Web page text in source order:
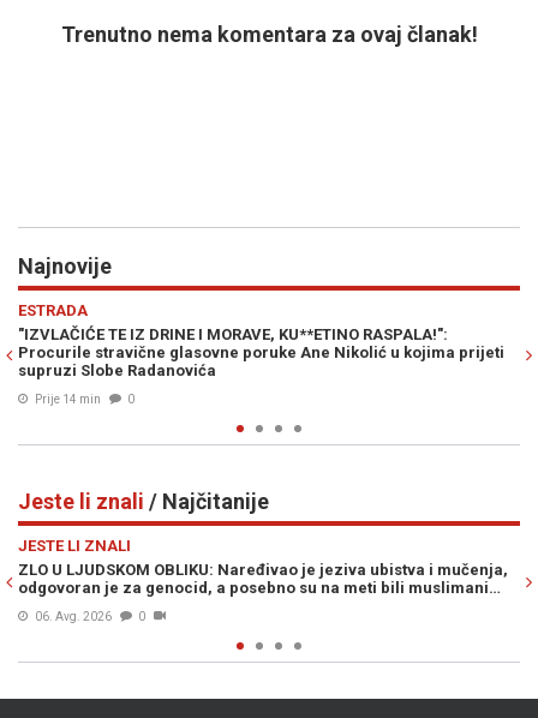
Trenutno nema komentara za ovaj članak!
Najnovije
prijeti
SVIJET
NAPAD NA JEDNU JE NAPAD NA SVE: Turska, Pakistan i
Arabija stvorile novi moćni vojni savez
Jeste li znali / Najčitanije
JESTE LI ZNALI
BOSANSKI RATNICI DO NOGU POTUKLI NEPRIJATELJE: Bitka
Banje Luke trajala je cijeli dan, a onda je krenuo napad...
05. Avg. 2026